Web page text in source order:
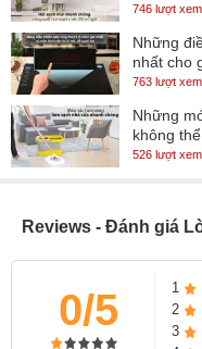
được số lượng thực phẩm
giản. Với dung tích này,
từ 2 – 4 người.
746 lượt xem
Những
nhất cho
763 lượt xem
Những
không
526 lượt xem
Reviews - Đánh giá
0/5 1
2
3